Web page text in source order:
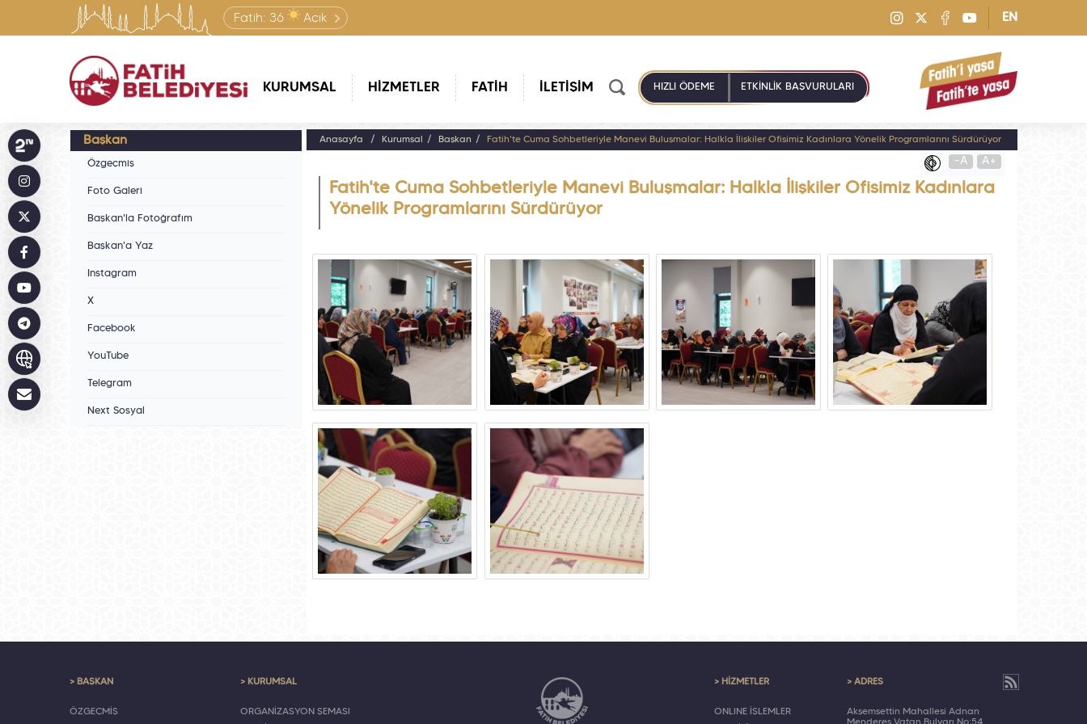
Fatih: 36 Açık EN
KURUMSAL HİZMETLER FATİH İLETİŞİM HIZLI ÖDEME ETKİNLİK BAŞVURULARI
Başkan
Özgeçmiş
Foto Galeri
Başkan'la Fotoğrafım
Başkan'a Yaz
Instagram
X
Facebook
YouTube
Telegram
Next Sosyal
Anasayfa Kurumsal Başkan Fatih'te Cuma Sohbetleriyle Manevi Buluşmalar: Halkla İlişkiler Ofisimiz Kadınlara Yönelik Programlarını Sürdürüyor
-A A+
Fatih'te Cuma Sohbetleriyle Manevi Buluşmalar: Halkla İlişkiler Ofisimiz Kadınlara
Yönelik Programlarını Sürdürüyor
> BAŞKAN
ÖZGEÇMİŞ
> KURUMSAL
ORGANİZASYON ŞEMASI
> HİZMETLER
ONLINE İŞLEMLER
> ADRES
Akşemsettin Mahallesi Adnan
Menderes Vatan Bulvarı No:54